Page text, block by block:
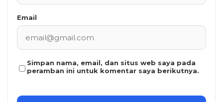
Email
Simpan nama, email, dan situs web saya pada
peramban ini untuk komentar saya berikutnya.